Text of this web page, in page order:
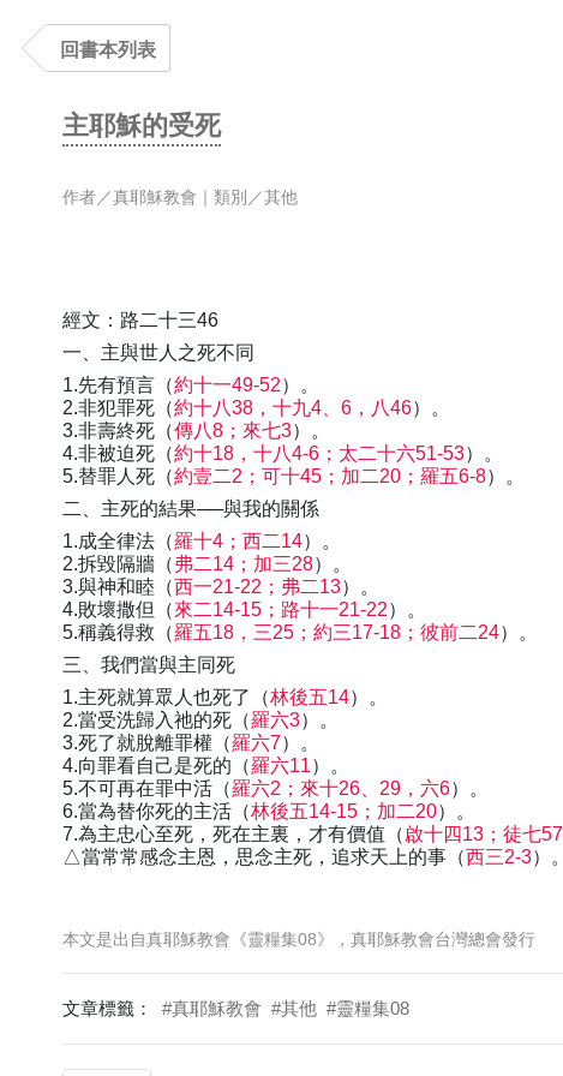
回書本列表
主耶穌的受死
作者／真耶穌教會｜類別／其他
經文：路二十三46
一、主與世人之死不同
1.先有預言（約十一49-52）。
2.非犯罪死（約十八38，十九4、6，八46）。
3.非壽終死（傳八8；來七3）。
4.非被迫死（約十18，十八4-6；太二十六51-53）。
5.替罪人死（約壹二2；可十45；加二20；羅五6-8）。
二、主死的結果──與我的關係
1.成全律法（羅十4；西二14）。
2.拆毀隔牆（弗二14；加三28）。
3.與神和睦（西一21-22；弗二13）。
4.敗壞撒但（來二14-15；路十一21-22）。
5.稱義得救（羅五18，三25；約三17-18；彼前二24）。
三、我們當與主同死
1.主死就算眾人也死了（林後五14）。
2.當受洗歸入祂的死（羅六3）。
3.死了就脫離罪權（羅六7）。
4.向罪看自己是死的（羅六11）。
5.不可再在罪中活（羅六2；來十26、29，六6）。
6.當為替你死的主活（林後五14-15；加二20）。
7.為主忠心至死，死在主裏，才有價值（啟十四13；徒七57
△當常常感念主恩，思念主死，追求天上的事（西三2-3）。
本文是出自真耶穌教會《靈糧集08》，真耶穌教會台灣總會發行
文章標籤： #真耶穌教會 #其他 #靈糧集08